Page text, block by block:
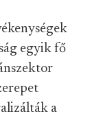
egyik fő
a